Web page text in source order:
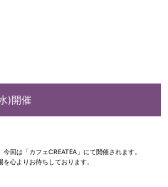
)開催
回は「カフェCREATEA」にて開催されます。
心よりお待ちしております。